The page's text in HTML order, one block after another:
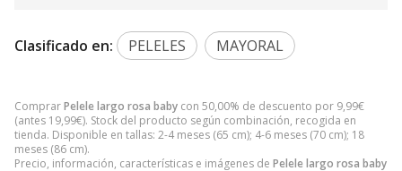
ComprarPelele largo rosa baby con 50,00% de descuento por 9,99€
(antes 19,99€). Stock del producto según combinación, recogida en
tienda. Disponible en tallas: 2-4 meses (65 cm); 4-6 meses (70 cm); 18
meses (86 cm).
Precio, información, características e imágenes de Pelele largo rosa baby
Clasificado en: PELELES MAYORAL